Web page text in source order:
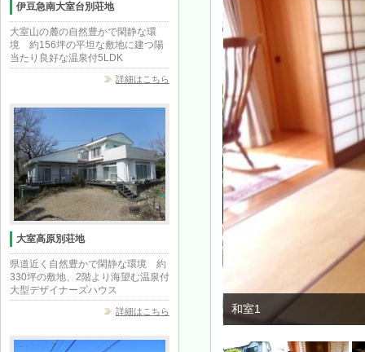
伊豆急南大室台別荘地
大室山の麓の自然豊かで閑静な環
境 約156坪の平坦な敷地に建つ陽
当たり良好な温泉付5LDK
詳細はこちら
大室高原別荘地
県道近く自然豊かで閑静な環境 約
330坪の敷地、2階より海望む温泉付
大型デザイナーズハウス
詳細はこちら 和室1